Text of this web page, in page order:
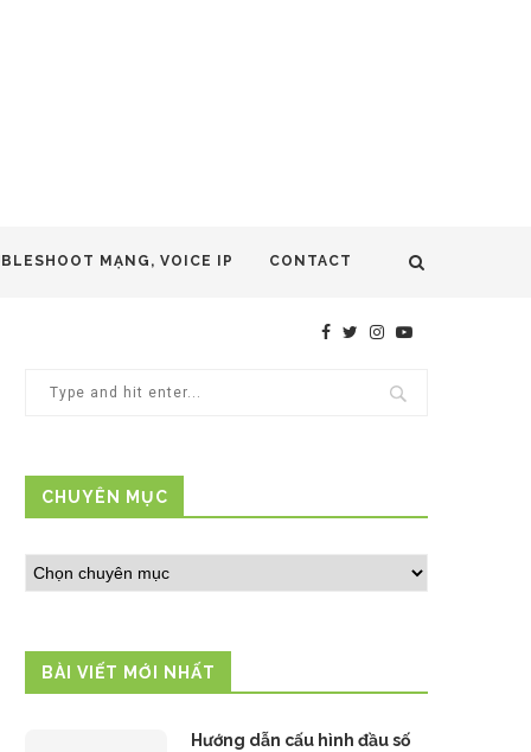
MẠNG, VOICE IP CONTACT
CHUYÊN MỤC
BÀI VIẾT MỚI NHẤT
Hướng dẫn cấu hình đầu số